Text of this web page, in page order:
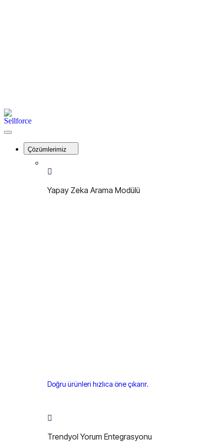
Menu
Sellforce
Close
Çözümlerimiz
Yapay Zeka Arama Modülü
Doğru ürünleri hızlıca öne çıkarır.
Trendyol Yorum Entegrasyonu